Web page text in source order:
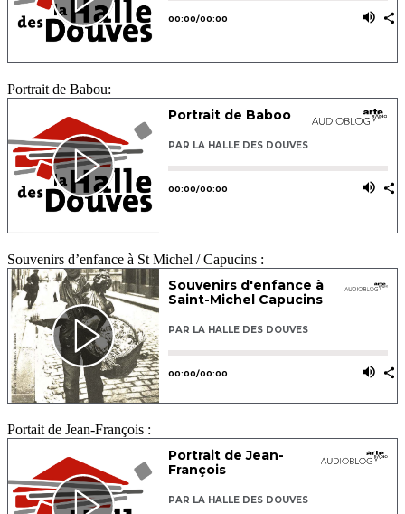
Portrait de Babou:
Souvenirs d’enfance à St Michel / Capucins :
Portait de Jean-François :